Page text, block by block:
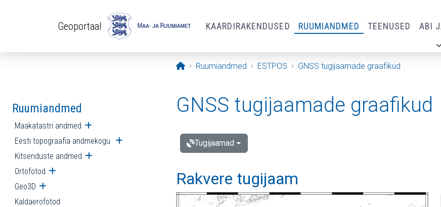
Geoportaal KAARDIRAKENDUSED RUUMIANDMED TEENUSED ABI
Avaleht
Ruumiandmed ESTPOS GNSS tugijaamade graafikud
Ruumiandmed
Maakatastri andmed Ava alammenüü
Eesti topograafia andmekogu Ava alammenüü
Kitsenduste andmed Ava alammenüü
Ortofotod Ava alammenüü
Geo3D Ava alammenüü
Kaldaerofotod
GNSS tugijaamade graafikud
Tugijaamad
Rakvere tugijaam